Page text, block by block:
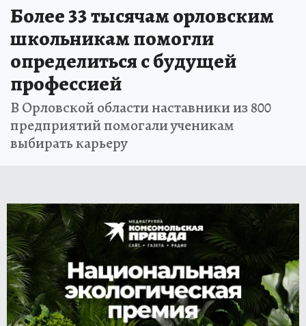
Более 33 тысячам орловским
школьникам помогли
определиться с будущей
профессией
В Орловской области наставники из 800
предприятий помогали ученикам
выбирать карьеру